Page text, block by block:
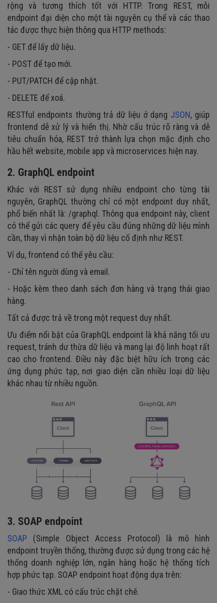
rộng và tương thích tốt với HTTP. Trong REST, mỗi
endpoint đại diện cho một tài nguyên cụ thể và các thao
tác được thực hiện thông qua HTTP methods:
- GET để lấy dữ liệu.
- POST để tạo mới.
- PUT/PATCH để cập nhật.
- DELETE để xoá.
RESTful endpoints thường trả dữ liệu ở dạng JSON, giúp
frontend dễ xử lý và hiển thị. Nhờ cấu trúc rõ ràng và dễ
tiêu chuẩn hóa, REST trở thành lựa chọn mặc định cho
hầu hết website, mobile app và microservices hiện nay.
2. GraphQL endpoint
Khác với REST sử dụng nhiều endpoint cho từng tài
nguyên, GraphQL thường chỉ có một endpoint duy nhất,
phổ biến nhất là: /graphql. Thông qua endpoint này, client
có thể gửi các query để yêu cầu đúng những dữ liệu mình
cần, thay vì nhận toàn bộ dữ liệu cố định như REST.
Ví dụ, frontend có thể yêu cầu:
- Chỉ tên người dùng và email.
- Hoặc kèm theo danh sách đơn hàng và trạng thái giao
hàng.
Tất cả được trả về trong một request duy nhất.
Ưu điểm nổi bật của GraphQL endpoint là khả năng tối ưu
request, tránh dư thừa dữ liệu và mang lại độ linh hoạt rất
cao cho frontend. Điều này đặc biệt hữu ích trong các
ứng dụng phức tạp, nơi giao diện cần nhiều loại dữ liệu
khác nhau từ nhiều nguồn.
3. SOAP endpoint
SOAP (Simple Object Access Protocol) là mô hình
endpoint truyền thống, thường được sử dụng trong các hệ
thống doanh nghiệp lớn, ngân hàng hoặc hệ thống tích
hợp phức tạp. SOAP endpoint hoạt động dựa trên:
- Giao thức XML có cấu trúc chặt chẽ.